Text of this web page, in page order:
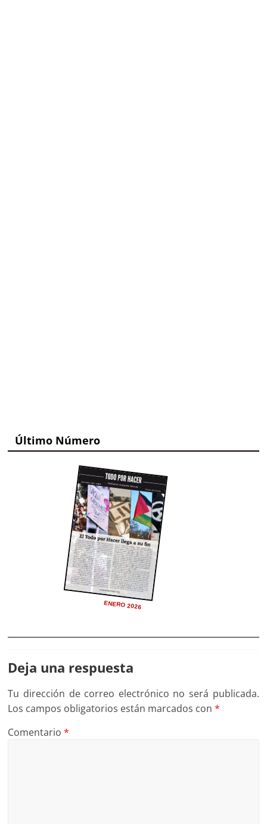
Último Número
ENERO 2026
Deja una respuesta
Tu dirección de correo electrónico no será publicada.
Los campos obligatorios están marcados con*
Comentario*